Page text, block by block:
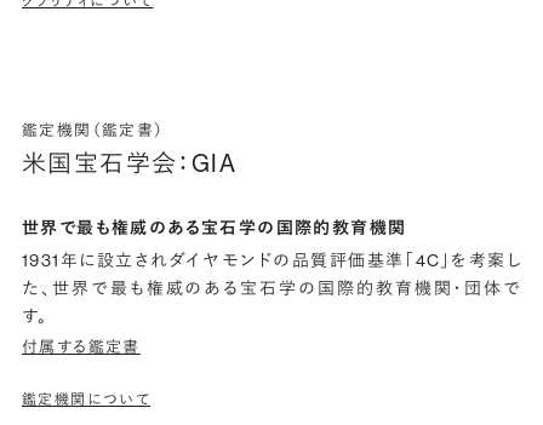
鑑定機関（鑑定書）
米国宝石学会：GIA
世界で最も権威のある宝石学の国際的教育機関
1931年に設立されダイヤモンドの品質評価基準「4C」を考案し
た、世界で最も権威のある宝石学の国際的教育機関・団体で
す。
付属する鑑定書
鑑定機関について